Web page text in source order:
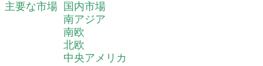
主要な市場
国内市場
南アジア
南欧
北欧
中央アメリカ